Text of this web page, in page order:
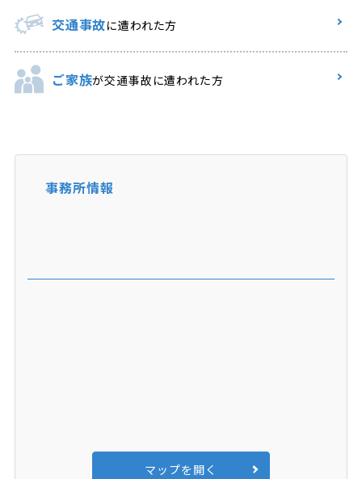
交通事故に遭われた方
ご家族が交通事故に遭われた方
事務所情報
マップを開く